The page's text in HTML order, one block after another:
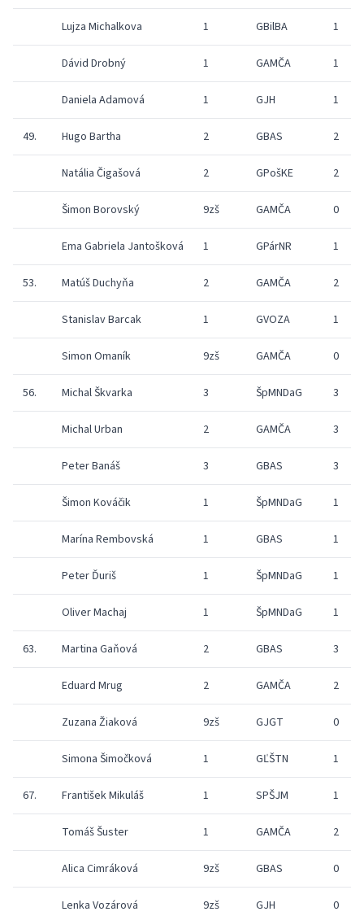
Lujza Michalkova 1 GBilBA 1
Dávid Drobný 1 GAMČA 1
Daniela Adamová 1 GJH 1
49. Hugo Bartha 2 GBAS 2
Natália Čigašová 2 GPošKE 2
Šimon Borovský 9zš GAMČA 0
Ema Gabriela Jantošková 1 GPárNR 1
53. Matúš Duchyňa 2 GAMČA 2
Stanislav Barcak 1 GVOZA 1
Simon Omaník 9zš GAMČA 0
56. Michal Škvarka 3 ŠpMNDaG 3
Michal Urban 2 GAMČA 3
Peter Banáš 3 GBAS 3
Šimon Kováčik 1 ŠpMNDaG 1
Marína Rembovská 1 GBAS 1
Peter Ďuriš 1 ŠpMNDaG 1
Oliver Machaj 1 ŠpMNDaG 1
63. Martina Gaňová 2 GBAS 3
Eduard Mrug 2 GAMČA 2
Zuzana Žiaková 9zš GJGT 0
Simona Šimočková 1 GĽŠTN 1
67. František Mikuláš 1 SPŠJM 1
Tomáš Šuster 1 GAMČA 2
Alica Cimráková 9zš GBAS 0
Lenka Vozárová 9zš GJH 0